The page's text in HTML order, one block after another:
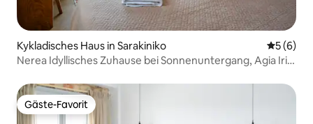
Kykladisches Haus in Sarakiniko
5 (6)
Nerea Idyllisches Zuhause bei Sonnenuntergang, Agia Irini
Gäste-Favorit
Gäste-Favorit